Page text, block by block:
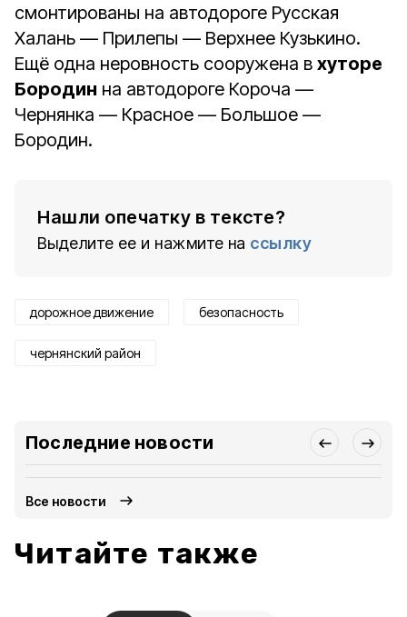
смонтированы на автодороге Русская
Халань — Прилепы — Верхнее Кузькино.
Ещё одна неровность сооружена в хуторе
Бородин на автодороге Короча —
Чернянка — Красное — Большое —
Бородин.
Нашли опечатку в тексте?
Выделите ее и нажмите на ссылку
дорожное движение безопасность
чернянский район
Последние новости
Все новости
Читайте также